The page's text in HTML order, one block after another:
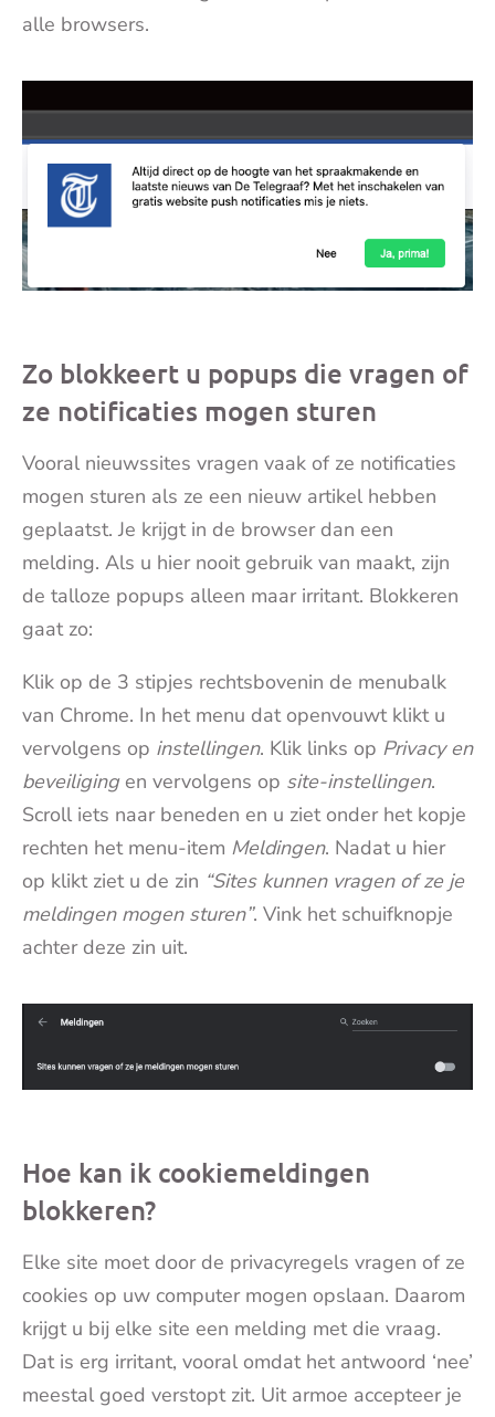
alle browsers.
Zo blokkeert u popups die vragen of
ze notificaties mogen sturen
Vooral nieuwssites vragen vaak of ze notificaties
mogen sturen als ze een nieuw artikel hebben
geplaatst. Je krijgt in de browser dan een
melding. Als u hier nooit gebruik van maakt, zijn
de talloze popups alleen maar irritant. Blokkeren
gaat zo:
Klik op de 3 stipjes rechtsbovenin de menubalk
van Chrome. In het menu dat openvouwt klikt u
vervolgens op instellingen. Klik links op Privacy en
beveiligingen vervolgens op site-instellingen.
Scroll iets naar beneden en u ziet onder het kopje
rechten het menu-item Meldingen. Nadat u hier
op klikt ziet u de zin “Sites kunnen vragen of ze je
meldingen mogen sturen”. Vink het schuifknopje
achter deze zin uit.
Hoe kan ik cookiemeldingen
blokkeren?
Elke site moet door de privacyregels vragen of ze
cookies op uw computer mogen opslaan. Daarom
krijgt u bij elke site een melding met die vraag.
Dat is erg irritant, vooral omdat het antwoord ‘nee’
meestal goed verstopt zit. Uit armoe accepteer je